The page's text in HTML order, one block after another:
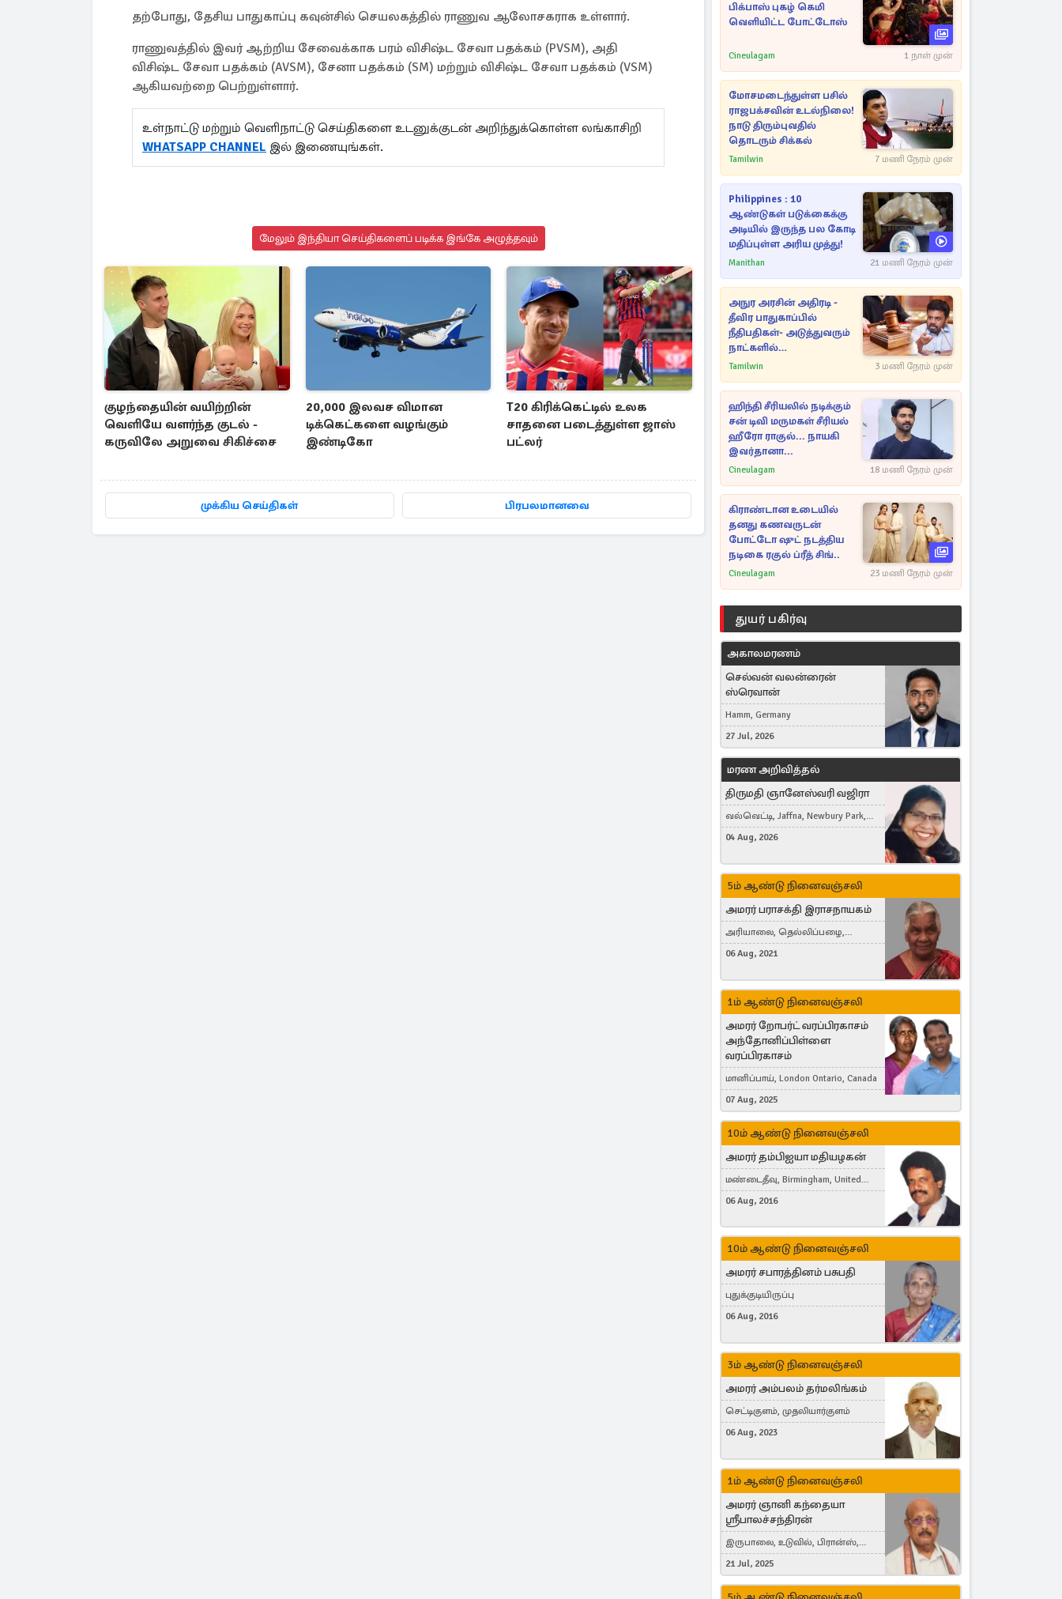
தற்போது, தேசிய பாதுகாப்பு கவுன்சில் செயலகத்தில் ராணுவ ஆலோசகராக உள்ளார்.
ராணுவத்தில் இவர் ஆற்றிய சேவைக்காக பரம் விசிஷ்ட சேவா பதக்கம் (PVSM), அதி
விசிஷ்ட சேவா பதக்கம் (AVSM), சேனா பதக்கம் (SM) மற்றும் விசிஷ்ட சேவா பதக்கம் (VSM)
ஆகியவற்றை பெற்றுள்ளார்.
உள்நாட்டு மற்றும் வெளிநாட்டு செய்திகளை உடனுக்குடன் அறிந்துக்கொள்ள லங்காசிறி
WHATSAPP CHANNEL இல் இணையுங்கள்.
மேலும் இந்தியா செய்திகளைப் படிக்க இங்கே அழுத்தவும்
குழந்தையின் வயிற்றின்
வெளியே வளர்ந்த குடல் -
கருவிலே அறுவை சிகிச்சை
20,000 இலவச விமான
டிக்கெட்களை வழங்கும்
இண்டிகோ
T20 கிரிக்கெட்டில் உலக
சாதனை படைத்துள்ள ஜாஸ்
பட்லர்
முக்கிய செய்திகள் பிரபலமானவை
பிக்பாஸ் புகழ் கெமி
வெளியிட்ட போட்டோஸ்
Cineulagam 1 நாள் முன்
மோசமடைந்துள்ள பசில்
ராஜபக்சவின் உடல்நிலை!
நாடு திரும்புவதில்
தொடரும் சிக்கல்
Tamilwin 7 மணி நேரம் முன்
Philippines : 10
ஆண்டுகள் படுக்கைக்கு
அடியில் இருந்த பல கோடி
மதிப்புள்ள அரிய முத்து!
Manithan 21 மணி நேரம் முன்
அநுர அரசின் அதிரடி -
தீவிர பாதுகாப்பில்
நீதிபதிகள்- அடுத்துவரும்
நாட்களில்
அம்பலமாகவுள்ள ரகசியம்
Tamilwin 3 மணி நேரம் முன்
ஹிந்தி சீரியலில் நடிக்கும்
சன் டிவி மருமகள் சீரியல்
ஹீரோ ராகுல்... நாயகி
இவர்தானா...
Cineulagam 18 மணி நேரம் முன்
கிராண்டான உடையில்
தனது கணவருடன்
போட்டோ ஷுட் நடத்திய
நடிகை ரகுல் ப்ரீத் சிங்..
Cineulagam 23 மணி நேரம் முன்
துயர் பகிர்வு
அகாலமரணம்
செல்வன் வலன்ரைன்
ஸ்ரெவான்
Hamm, Germany
27 Jul, 2026
மரண அறிவித்தல்
திருமதி ஞானேஸ்வரி வஜிரா
வல்வெட்டி, Jaffna, Newbury Park,
United Kingdom
04 Aug, 2026
5ம் ஆண்டு நினைவஞ்சலி
அமரர் பராசக்தி இராசநாயகம்
அரியாலை, தெல்லிப்பழை,
Montreal, Canada
06 Aug, 2021
1ம் ஆண்டு நினைவஞ்சலி
அமரர் றோபர்ட் வரப்பிரகாசம்
அந்தோனிப்பிள்ளை
வரப்பிரகாசம்
மானிப்பாய், London Ontario, Canada
07 Aug, 2025
10ம் ஆண்டு நினைவஞ்சலி
அமரர் தம்பிஐயா மதியழகன்
மண்டைதீவு, Birmingham, United
Kingdom
06 Aug, 2016
10ம் ஆண்டு நினைவஞ்சலி
அமரர் சபாரத்தினம் பசுபதி
புதுக்குடியிருப்பு
06 Aug, 2016
3ம் ஆண்டு நினைவஞ்சலி
அமரர் அம்பலம் தர்மலிங்கம்
செட்டிகுளம், முதலியார்குளம்
06 Aug, 2023
1ம் ஆண்டு நினைவஞ்சலி
அமரர் ஞானி கந்தையா
ஸ்ரீபாலச்சந்திரன்
இருபாலை, உடுவில், பிரான்ஸ்,
France
21 Jul, 2025